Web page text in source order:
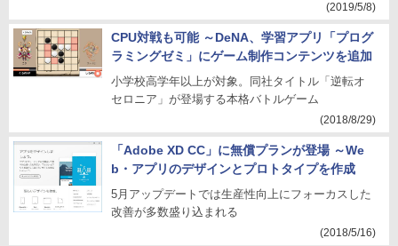
(2019/5/8)
CPU対戦も可能 ～DeNA、学習アプリ「プログ
ラミングゼミ」にゲーム制作コンテンツを追加
小学校高学年以上が対象。同社タイトル「逆転オ
セロニア」が登場する本格バトルゲーム
(2018/8/29)
「Adobe XD CC」に無償プランが登場 ～We
b・アプリのデザインとプロトタイプを作成
5月アップデートでは生産性向上にフォーカスした
改善が多数盛り込まれる
(2018/5/16)